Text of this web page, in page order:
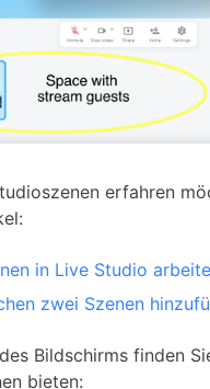
erfahren
in Live Studio
zwei Szenen
Bildschirms finden
bieten: